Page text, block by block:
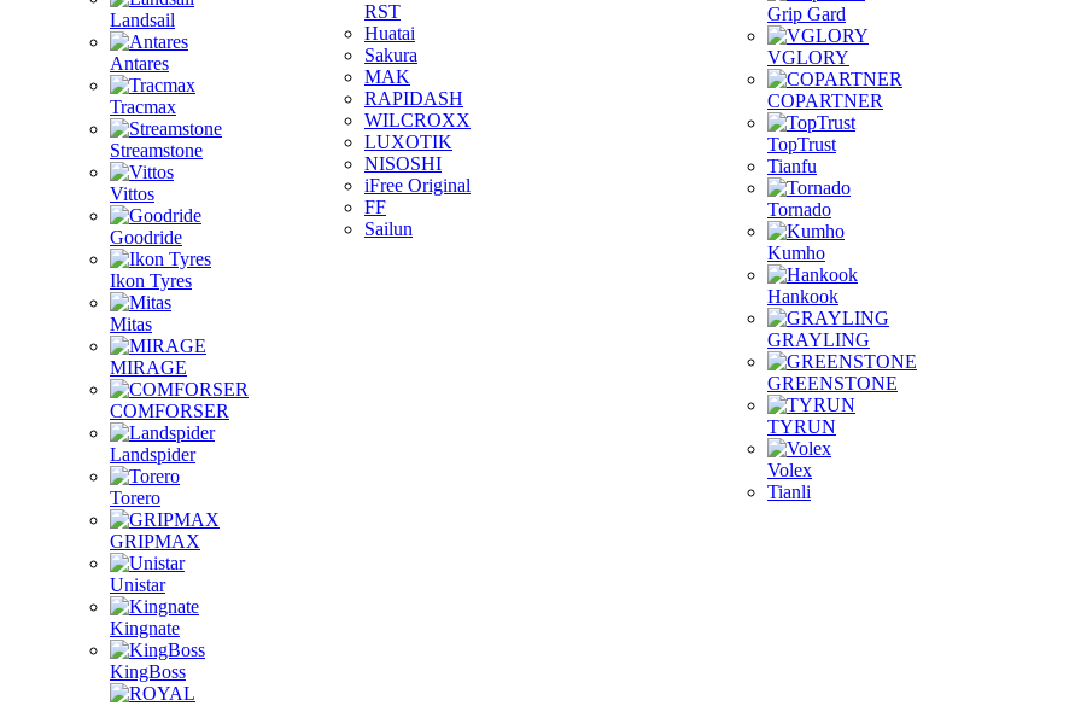
Landsail
Antares
Tracmax
Streamstone
Vittos
Goodride
Ikon Tyres
Mitas
MIRAGE
COMFORSER
Landspider
Torero
GRIPMAX
Unistar
Kingnate
KingBoss
RST
Huatai
Sakura
MAK
RAPIDASH
WILCROXX
LUXOTIK
NISOSHI
iFree Original
FF
Sailun
Grip Gard
VGLORY
COPARTNER
TopTrust
Tianfu
Tornado
Kumho
Hankook
GRAYLING
GREENSTONE
TYRUN
Volex
Tianli